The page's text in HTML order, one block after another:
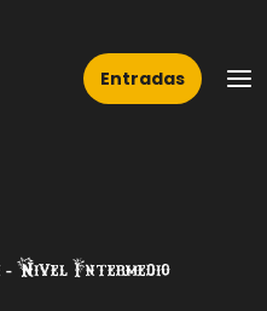
Entradas
- Nivel Intermedio